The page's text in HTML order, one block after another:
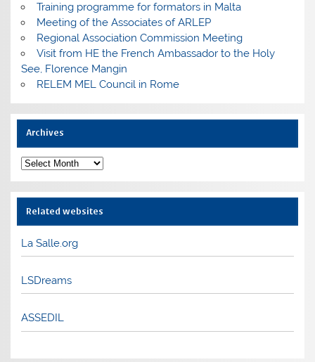
Training programme for formators in Malta
Meeting of the Associates of ARLEP
Regional Association Commission Meeting
Visit from HE the French Ambassador to the Holy
See, Florence Mangin
RELEM MEL Council in Rome
Archives
Archives
Related websites
La Salle.org
LSDreams
ASSEDIL